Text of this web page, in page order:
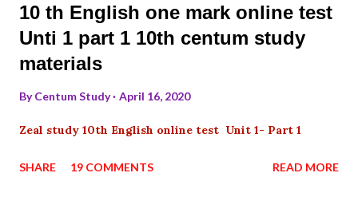
10 th English one mark online test
Unti 1 part 1 10th centum study
materials
ByCentum Study April 16, 2020
Zeal study 10th English online test Unit 1- Part 1
SHARE 19 COMMENTS READ MORE